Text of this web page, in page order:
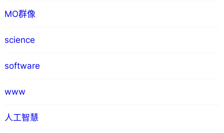
MO群像
science
software
www
人工智慧